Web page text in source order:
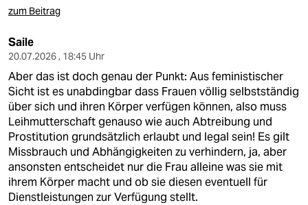
zum Beitrag
Saile
20.07.2026 , 18:45 Uhr
Aber das ist doch genau der Punkt: Aus feministischer
Sicht ist es unabdingbar dass Frauen völlig selbstständig
über sich und ihren Körper verfügen können, also muss
Leihmutterschaft genauso wie auch Abtreibung und
Prostitution grundsätzlich erlaubt und legal sein! Es gilt
Missbrauch und Abhängigkeiten zu verhindern, ja, aber
ansonsten entscheidet nur die Frau alleine was sie mit
ihrem Körper macht und ob sie diesen eventuell für
Dienstleistungen zur Verfügung stellt.